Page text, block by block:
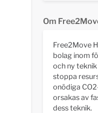
Om
Free2Move
bolag inom
och ny
stoppa
onödiga
orsakas av
dess teknik.